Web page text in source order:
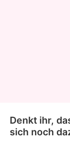
Denkt ihr,
sich noch